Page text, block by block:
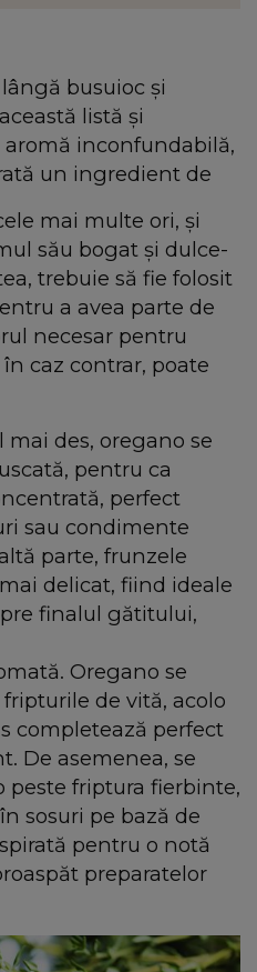
busuioc și
listă și
aromă inconfundabilă,
un ingredient de
mai multe ori, și
său bogat și dulce-
trebuie să fie folosit
a avea parte de
necesar pentru
caz contrar, poate
des, oregano se
pentru ca
perfect
sau condimente
parte, frunzele
delicat, fiind ideale
finalul gătitului,
Oregano se
de vită, acolo
completează perfect
De asemenea, se
peste friptura fierbinte,
sosuri pe bază de
pentru o notă
preparatelor